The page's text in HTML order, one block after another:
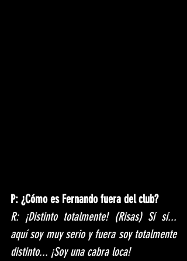
P: ¿Cómo es Fernando fuera del club?
R: ¡Distinto totalmente! (Risas) Sí sí...
aquí soy muy serio y fuera soy totalmente
distinto... ¡Soy una cabra loca!